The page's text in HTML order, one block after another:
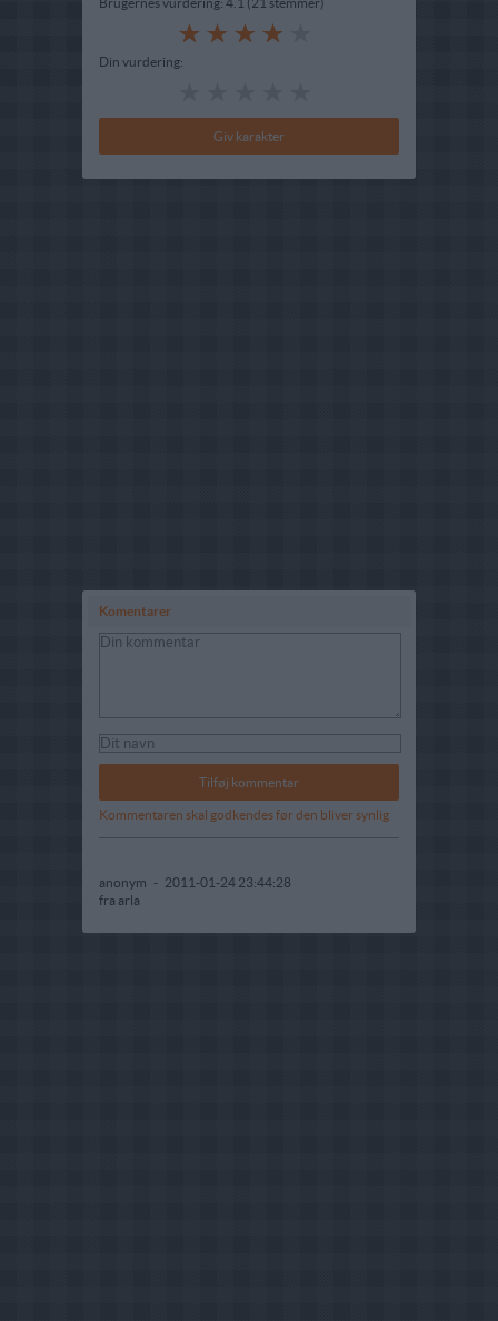
Din vurdering:
Komentarer
Kommentaren skal godkendes før den bliver synlig
anonym - 2011-01-24 23:44:28
fra arla